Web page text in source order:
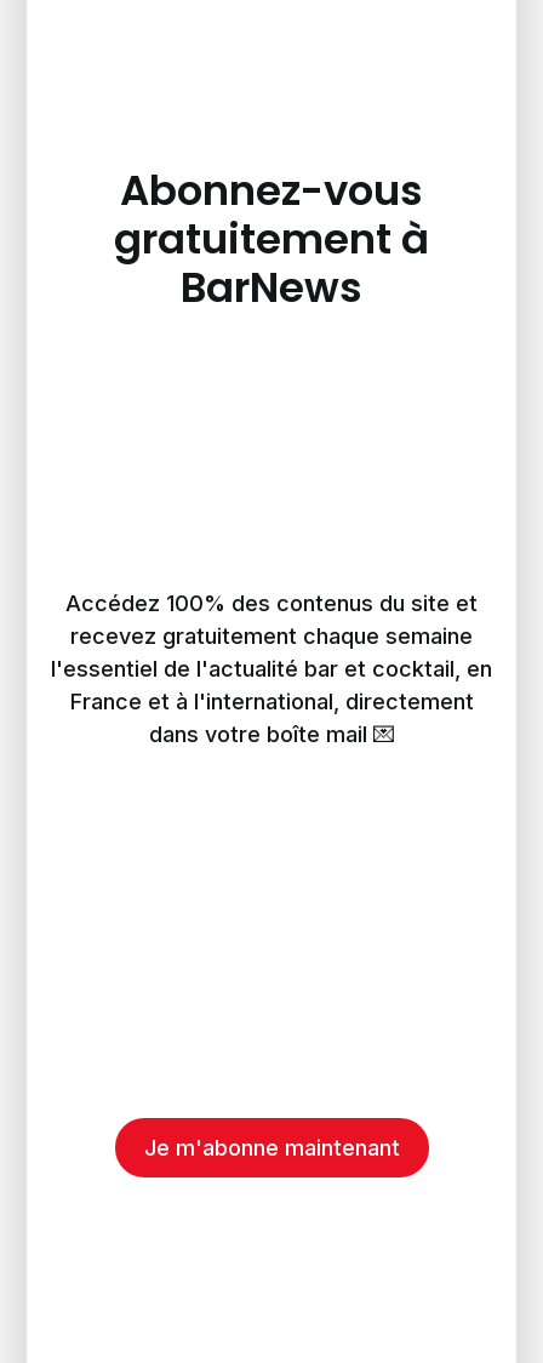
Abonnez-vous
gratuitement à
BarNews
Accédez 100% des contenus du site et
recevez gratuitement chaque semaine
l'essentiel de l'actualité bar et cocktail, en
France et à l'international, directement
dans votre boîte mail 💌
Je m'abonne maintenant